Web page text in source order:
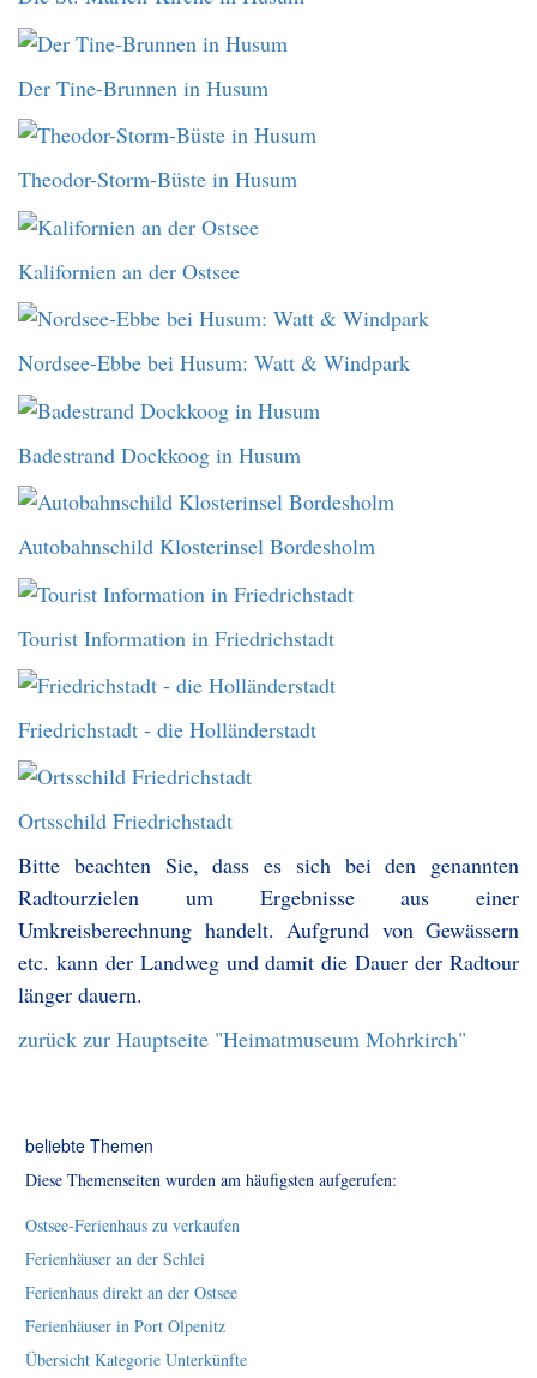
Der Tine-Brunnen in Husum
Theodor-Storm-Büste in Husum
Kalifornien an der Ostsee
Nordsee-Ebbe bei Husum: Watt & Windpark
Badestrand Dockkoog in Husum
Autobahnschild Klosterinsel Bordesholm
Tourist Information in Friedrichstadt
Friedrichstadt - die Holländerstadt
Ortsschild Friedrichstadt
Bitte beachten Sie, dass es sich bei den genannten
Radtourzielen um Ergebnisse aus einer
Umkreisberechnung handelt. Aufgrund von Gewässern
etc. kann der Landweg und damit die Dauer der Radtour
länger dauern.
zurück zur Hauptseite "Heimatmuseum Mohrkirch"
beliebte Themen
Diese Themenseiten wurden am häufigsten aufgerufen:
Ostsee-Ferienhaus zu verkaufen
Ferienhäuser an der Schlei
Ferienhaus direkt an der Ostsee
Ferienhäuser in Port Olpenitz
Übersicht Kategorie Unterkünfte